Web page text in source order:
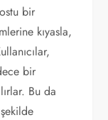
bir
kıyasla,
bir
Bu da